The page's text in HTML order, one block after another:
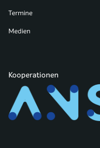
Termine
Medien
Kooperationen